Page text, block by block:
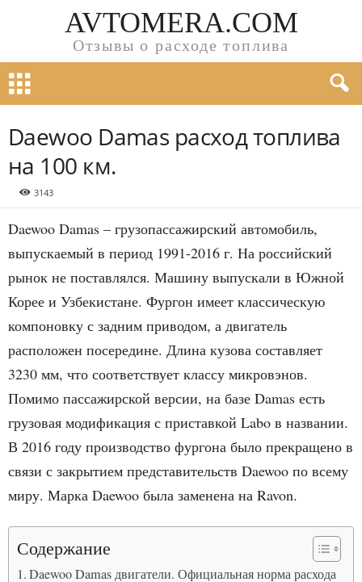
AVTOMERA.COM
Отзывы о расходе топлива
Daewoo Damas расход топлива
на 100 км.
3143
Daewoo Damas – грузопассажирский автомобиль,
выпускаемый в период 1991-2016 г. На российский
рынок не поставлялся. Машину выпускали в Южной
Корее и Узбекистане. Фургон имеет классическую
компоновку с задним приводом, а двигатель
расположен посередине. Длина кузова составляет
3230 мм, что соответствует классу микровэнов.
Помимо пассажирской версии, на базе Damas есть
грузовая модификация с приставкой Labo в названии.
В 2016 году производство фургона было прекращено в
связи с закрытием представительств Daewoo по всему
миру. Марка Daewoo была заменена на Ravon.
Содержание
Daewoo Damas двигатели. Официальная норма расхода